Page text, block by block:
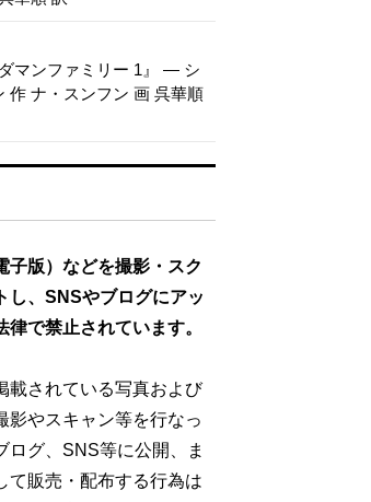
ダマンファミリー 1』 — シ
作 ナ・スンフン 画 呉華順
子版）などを撮影・スク
し、SNSやブログにアッ
律で禁止されています。
載されている写真および
影やスキャン等を行なっ
ログ、SNS等に公開、ま
て販売・配布する行為は